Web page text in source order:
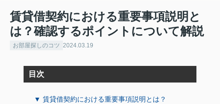
賃貸借契約における重要事項説明と
は？確認するポイントについて解説
お部屋探しのコツ 2024.03.19
目次
▼ 賃貸借契約における重要事項説明とは？